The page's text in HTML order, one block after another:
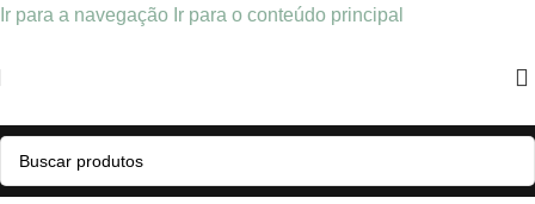
Ir para a navegação Ir para o conteúdo principal